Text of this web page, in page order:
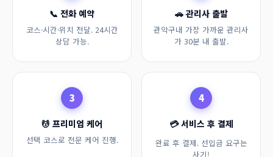
📞 전화 예약
코스·시간·위치 전달. 24시간
상담 가능.
🚗 관리사 출발
관악구내 가장 가까운 관리사
가 30분 내 출발.
3
💆 프리미엄 케어
선택 코스로 전문 케어 진행.
4
💳 서비스 후 결제
완료 후 결제. 선입금 요구는
사기!